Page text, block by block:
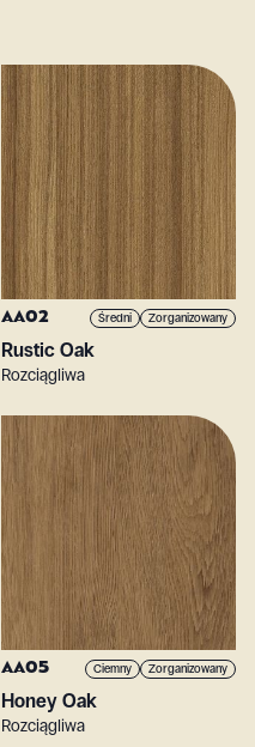
AA02 Średni Zorganizowany
Rustic Oak
Rozciągliwa
AA05 Ciemny Zorganizowany
Honey Oak
Rozciągliwa